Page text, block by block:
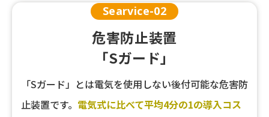
Searvice-02
危害防止装置
「Sガード」
「Sガード」とは電気を使用しない後付可能な危害防
止装置です。 電気式に比べて平均4分の1の導入コス